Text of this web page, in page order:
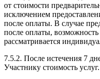
от стоимости
исключением
после оплаты. В случае
после оплаты, возможность
рассматривается
7.5.2. После истечения 7
Участнику стоимость услуг.